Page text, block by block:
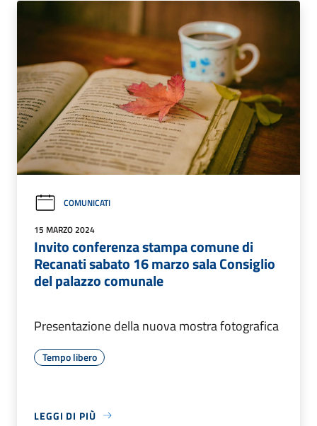
COMUNICATI
15 MARZO 2024
Invito conferenza stampa comune di
Recanati sabato 16 marzo sala Consiglio
del palazzo comunale
Presentazione della nuova mostra fotografica
Tempo libero
LEGGI DI PIÙ